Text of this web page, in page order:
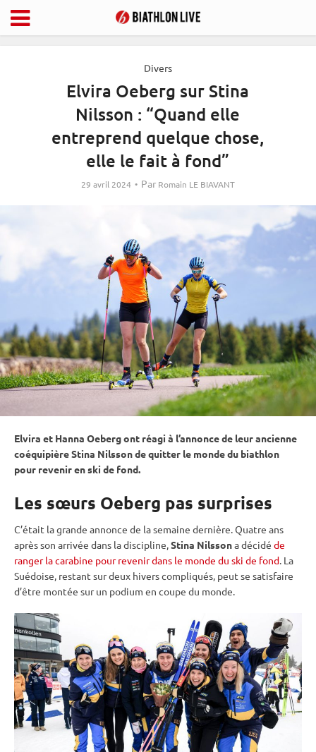
Divers
Elvira Oeberg sur Stina
Nilsson : “Quand elle
entreprend quelque chose,
elle le fait à fond”
29 avril 2024 Par Romain LE BIAVANT
Elvira et Hanna Oeberg ont réagi à l’annonce de leur ancienne
coéquipière Stina Nilsson de quitter le monde du biathlon
pour revenir enski de fond.
Les sœurs Oeberg pas surprises
C’était la grande annonce de la semaine dernière. Quatre ans
après son arrivée dans la discipline,Stina Nilssona décidé de
ranger la carabine pour revenir dans le monde du ski de fond. La
Suédoise, restant sur deux hivers compliqués, peut se satisfaire
d’être montée sur un podium en coupe du monde.